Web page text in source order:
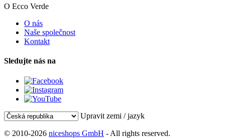
O Ecco Verde
O nás
Naše společnost
Kontakt
Sledujte nás na
Upravit zemi / jazyk
© 2010-2026 niceshops GmbH - All rights reserved.